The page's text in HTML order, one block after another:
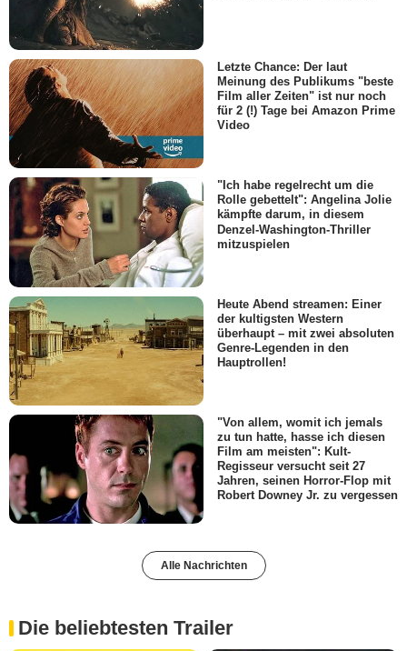
Letzte Chance: Der laut
Meinung des Publikums "beste
Film aller Zeiten" ist nur noch
für 2 (!) Tage bei Amazon Prime
Video
"Ich habe regelrecht um die
Rolle gebettelt": Angelina Jolie
kämpfte darum, in diesem
Denzel-Washington-Thriller
mitzuspielen
Heute Abend streamen: Einer
der kultigsten Western
überhaupt – mit zwei absoluten
Genre-Legenden in den
Hauptrollen!
"Von allem, womit ich jemals
zu tun hatte, hasse ich diesen
Film am meisten": Kult-
Regisseur versucht seit 27
Jahren, seinen Horror-Flop mit
Robert Downey Jr. zu vergessen
Alle Nachrichten
Die beliebtesten Trailer